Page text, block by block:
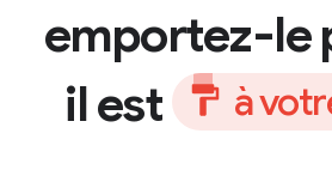
emportez-le
il est
àvotr